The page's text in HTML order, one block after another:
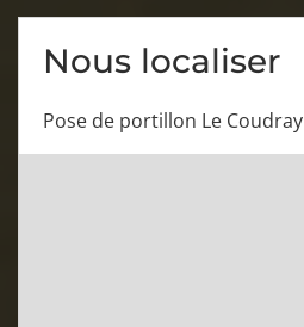
Nous localiser
Pose de portillon Le Coudray